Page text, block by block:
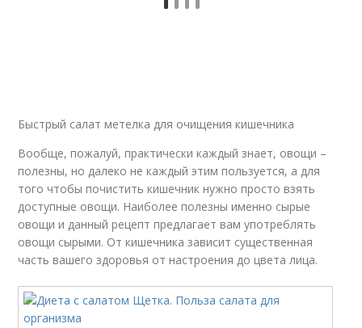
Быстрый салат метелка для очищения кишечника
Вообще, пожалуй, практически каждый знает, овощи –
полезны, но далеко не каждый этим пользуется, а для
того чтобы почистить кишечник нужно просто взять
доступные овощи. Наиболее полезны именно сырые
овощи и данный рецепт предлагает вам употреблять
овощи сырыми. От кишечника зависит существенная
часть вашего здоровья от настроения до цвета лица.